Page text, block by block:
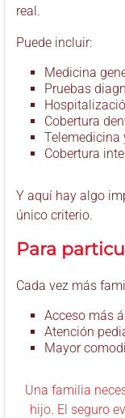
real.
Puede incluir:
Medicina
Pruebas
Cobertura
Telemedicina
Cobertura
Y aquí hay algo
único criterio.
Para
Cada vez más
Acceso más
Atención
Mayor
Una familia
hijo. El seguro